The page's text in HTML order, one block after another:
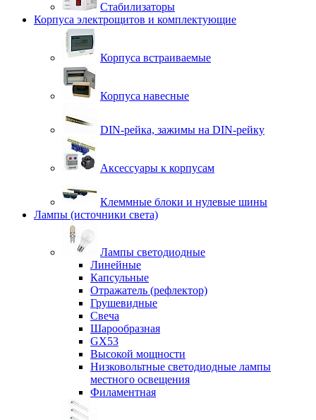
Стабилизаторы
Корпуса электрощитов и комплектующие
Корпуса встраиваемые
Корпуса навесные
DIN-рейка, зажимы на DIN-рейку
Аксессуары к корпусам
Клеммные блоки и нулевые шины
Лампы (источники света)
Лампы светодиодные
Линейные
Капсульные
Отражатель (рефлектор)
Грушевидные
Свеча
Шарообразная
GX53
Высокой мощности
Низковольтные светодиодные лампы
местного освещения
Филаментная